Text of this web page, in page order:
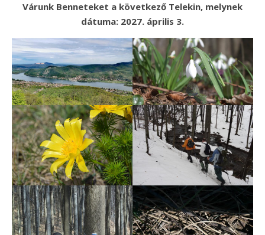
Várunk Benneteket a következő Telekin, melynek
dátuma: 2027. április 3.